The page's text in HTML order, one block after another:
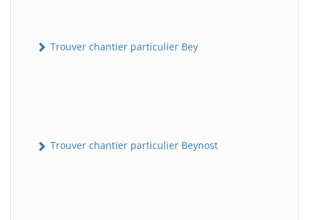
Trouver chantier particulier Bey
Trouver chantier particulier Beynost